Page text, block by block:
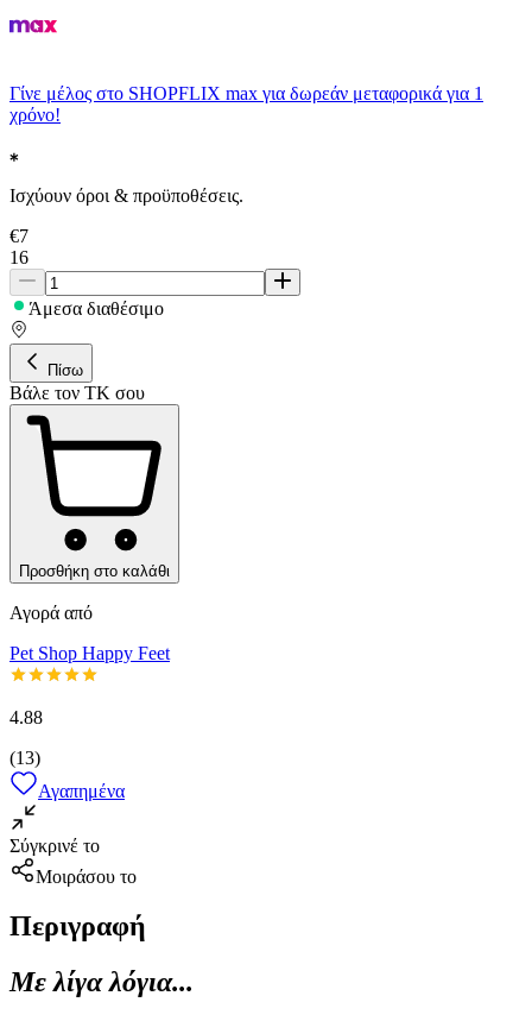
Γίνε μέλος στο SHOPFLIX max για δωρεάν μεταφορικά για 1
χρόνο!
Ισχύουν όροι & προϋποθέσεις.
€7
16
Άμεσα διαθέσιμο
Πίσω
Βάλε τον ΤΚ σου
Προσθήκη στο καλάθι
Αγορά από
Pet Shop Happy Feet
4.88
(13)
Αγαπημένα
Σύγκρινέ το
Μοιράσου το
Περιγραφή
Με λίγα λόγια...